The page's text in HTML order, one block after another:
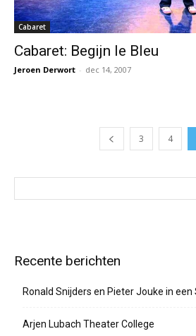
Cabaret
Cabaret: Begijn le Bleu
Jeroen Derwort - dec 14, 2007
3 4
Recente berichten
Ronald Snijders en Pieter Jouke in
Arjen Lubach Theater College